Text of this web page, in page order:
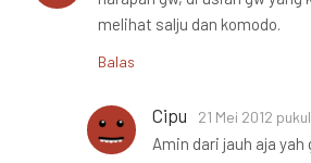
melihat salju dan komodo.
Balas
Cipu 21 Mei 2012
Amin dari jauh aja yah